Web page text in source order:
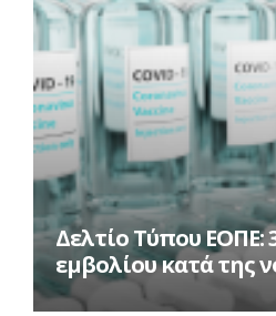
Δελτίο Τύπου ΕΟΠΕ:
εμβολίου κατά της